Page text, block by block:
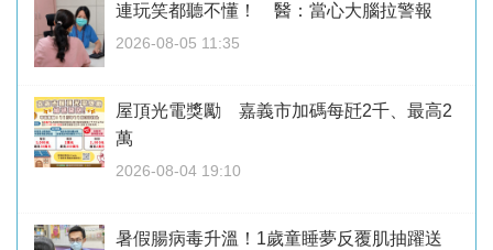
連玩笑都聽不懂！ 醫：當心大腦拉警報
2026-08-05 11:35
屋頂光電獎勵 嘉義市加碼每瓩2千、最高2
萬
2026-08-04 19:10
暑假腸病毒升溫！1歲童睡夢反覆肌抽躍送